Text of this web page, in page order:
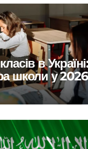
в Україні:
школи у